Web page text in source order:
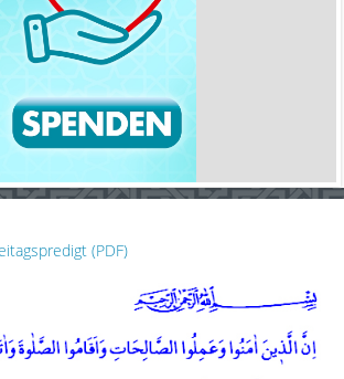
(PDF)